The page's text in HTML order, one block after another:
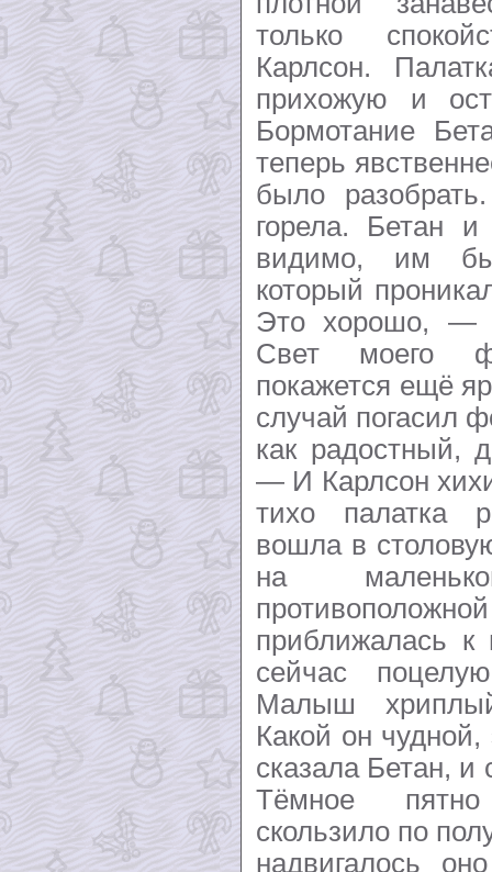
только
Карлсон.
прихожую и
Бормотание
теперь
было
горела. Бетан
видимо, им
который
Это хорошо, —
Свет моего
покажется ещё
случай погасил
как радостный,
— И Карлсон
тихо палатка
вошла в
на
приближалась
сейчас
Малыш
Какой он
сказала Бетан, и
Тёмное
скользило по
надвигалось